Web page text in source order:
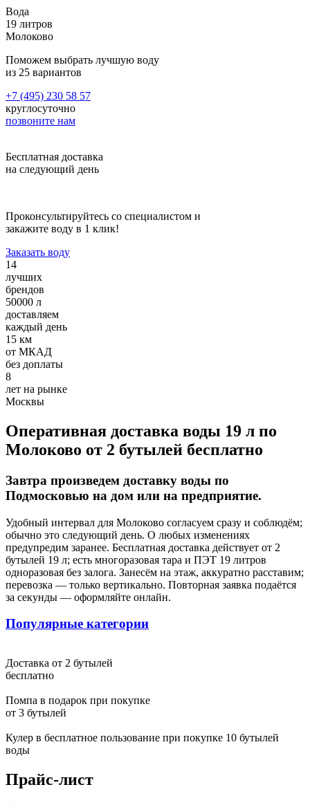
Вода
19 литров
Молоково
Поможем выбрать лучшую воду
из 25 вариантов
+7 (495) 230 58 57
круглосуточно
позвоните нам
Бесплатная доставка
на следующий день
Проконсультируйтесь со специалистом и
закажите воду в 1 клик!
Заказать воду
14
лучших
брендов
50000 л
доставляем
каждый день
15 км
от МКАД
без доплаты
8
лет на рынке
Москвы
Оперативная доставка воды 19 л по
Молоково от 2 бутылей бесплатно
Завтра произведем доставку воды по
Подмосковью на дом или на предприятие.
Удобный интервал для Молоково согласуем сразу и соблюдём;
обычно это следующий день. О любых изменениях
предупредим заранее. Бесплатная доставка действует от 2
бутылей 19 л; есть многоразовая тара и ПЭТ 19 литров
одноразовая без залога. Занесём на этаж, аккуратно расставим;
перевозка — только вертикально. Повторная заявка подаётся
за секунды — оформляйте онлайн.
Популярные категории
Доставка от 2 бутылей
бесплатно
Помпа в подарок при покупке
от 3 бутылей
Кулер в бесплатное пользование при покупке 10 бутылей
воды
Прайс-лист
корпуса в жидкость всё же происходит, и она тем интенсивнее,
чем выше температура воздуха. Длительное хранение жидкостей
в бутылях 19 литров допустимо при температуре не выше
Скидка до 100% на установку
Ищите модели, участвующие в акции, и закажите установку
Наши вакансии
Обязанности:
Работа с постоянными клиентами
Работа с дебиторской задолженностью
Оформление первичной бухгалтерской документации
Требования:
Хорошее знание 1С
Умение работать с постоянными клиентами, вести
первичный документооборот
Условия:
Полный рабочий день
График 5/2
Оформление по ТК РФ
Добавить отзыв
Опубликовать
Светлана Москва
начать ремонт. От подруги узнала, что ванную комнату ей
ремонтировала эта компания. В тот же день позвонила и
закончен, могу точно сказать, что с выбором компании не
ошиблась. Мастер сделал именно то, что я хотела, красиво и в
получилось как и договаривались изначально